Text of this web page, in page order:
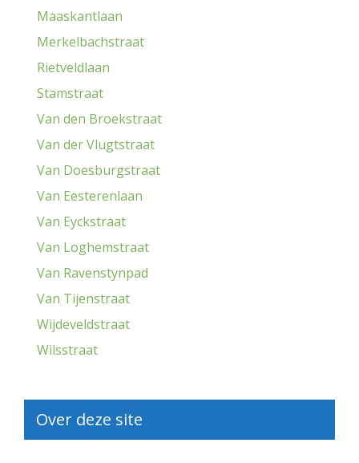
Maaskantlaan
Merkelbachstraat
Rietveldlaan
Stamstraat
Van den Broekstraat
Van der Vlugtstraat
Van Doesburgstraat
Van Eesterenlaan
Van Eyckstraat
Van Loghemstraat
Van Ravenstynpad
Van Tijenstraat
Wijdeveldstraat
Wilsstraat
Over deze site